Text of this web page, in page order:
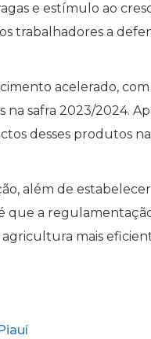
e estímulo ao
trabalhadores a
acelerado,
safra 2023/2024.
desses produtos
além de
que a
mais
Piauí